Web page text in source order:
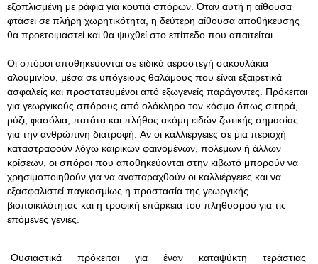
εξοπλισμένη με ράφια για κουτιά σπόρων. Όταν αυτή η αίθουσα
φτάσει σε πλήρη χωρητικότητα, η δεύτερη αίθουσα αποθήκευσης
θα προετοιμαστεί και θα ψυχθεί στο επίπεδο που απαιτείται.
Οι σπόροι αποθηκεύονται σε ειδικά αεροστεγή σακουλάκια
αλουμινίου, μέσα σε υπόγειους θαλάμους που είναι εξαιρετικά
ασφαλείς και προστατευμένοι από εξωγενείς παράγοντες. Πρόκειται
για γεωργικούς σπόρους από ολόκληρο τον κόσμο όπως σιτηρά,
ρύζι, φασόλια, πατάτα και πλήθος ακόμη ειδών ζωτικής σημασίας
για την ανθρώπινη διατροφή. Αν οι καλλιέργειες σε μια περιοχή
καταστραφούν λόγω καιρικών φαινομένων, πολέμων ή άλλων
κρίσεων, οι σπόροι που αποθηκεύονται στην κιβωτό μπορούν να
χρησιμοποιηθούν για να αναπαραχθούν οι καλλιέργειες και να
εξασφαλιστεί παγκοσμίως η προστασία της γεωργικής
βιοποικιλότητας και η τροφική επάρκεια του πληθυσμού για τις
επόμενες γενιές.
Ουσιαστικά πρόκειται για έναν καταψύκτη τεράστιας